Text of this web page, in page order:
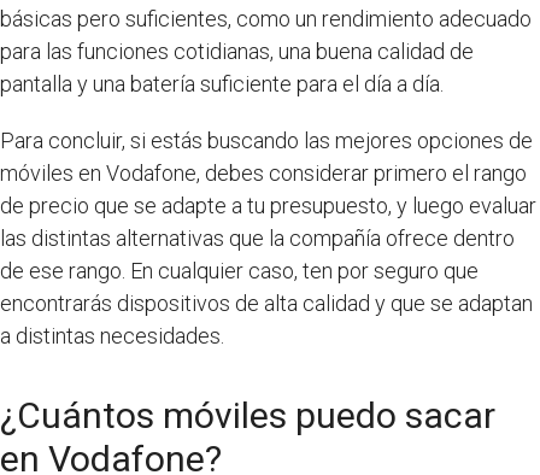
básicas pero suficientes, como un rendimiento adecuado
para las funciones cotidianas, una buena calidad de
pantalla y una batería suficiente para el día a día.
Para concluir, si estás buscando las mejores opciones de
móviles en Vodafone, debes considerar primero el rango
de precio que se adapte a tu presupuesto, y luego evaluar
las distintas alternativas que la compañía ofrece dentro
de ese rango. En cualquier caso, ten por seguro que
encontrarás dispositivos de alta calidad y que se adaptan
a distintas necesidades.
¿Cuántos móviles puedo sacar
en Vodafone?